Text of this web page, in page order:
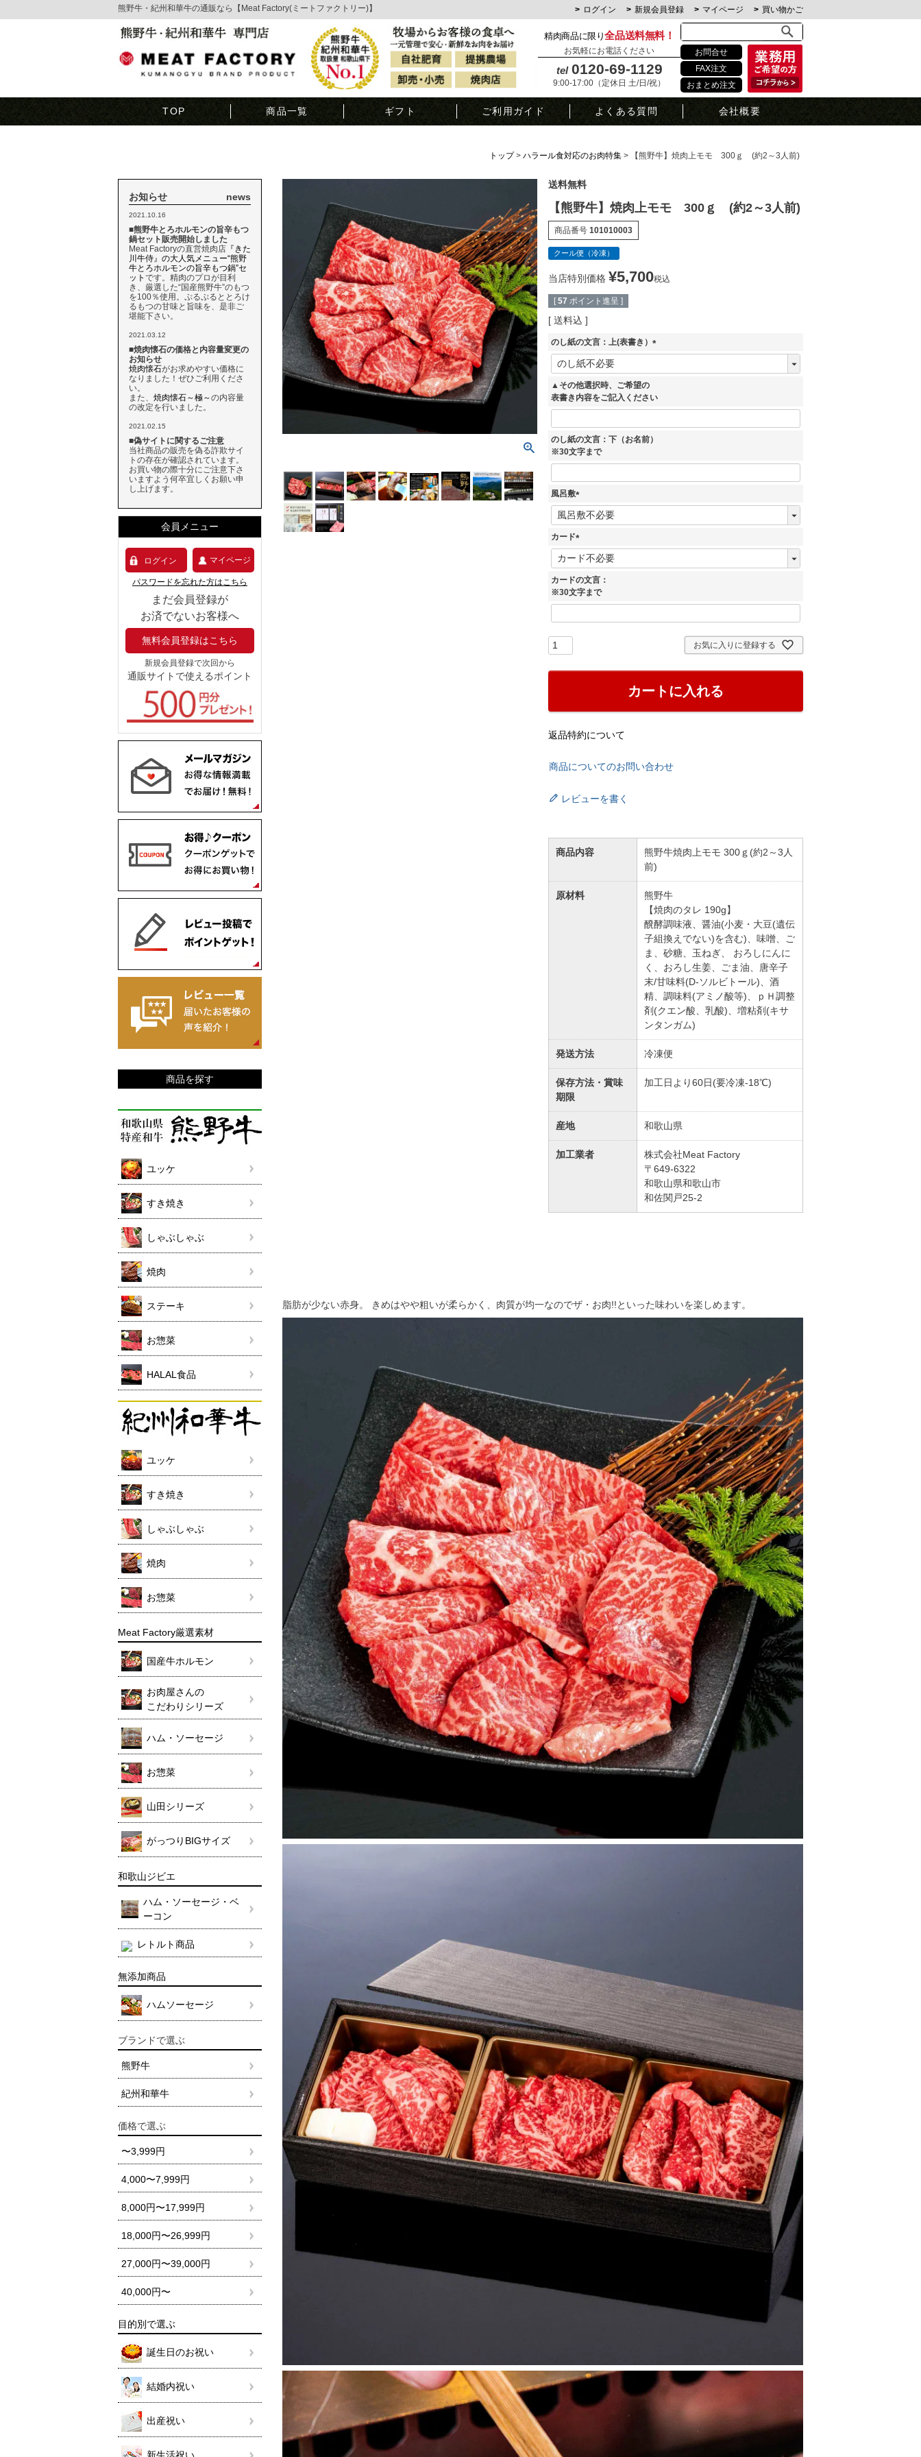
熊野牛・紀州和華牛の通販なら【Meat Factory(ミートファクトリー)】 ログイン 新規会員登録 マイページ 買い物かご
精肉商品に限り全品送料無料！
お気軽にお電話ください
tel 0120-69-1129
9:00-17:00（定休日 土/日/祝）
お問合せ
FAX注文
おまとめ注文
TOP 商品一覧 ギフト ご利用ガイド よくある質問 会社概要
トップ ハラール食対応のお肉特集 【熊野牛】焼肉上モモ 300ｇ (約2～3人前)
お知らせ news
2021.10.16
■熊野牛とろホルモンの旨辛もつ
鍋セット販売開始しました
Meat Factoryの直営焼肉店 『きた
川牛侍』の大人気メニュー“熊野
牛とろホルモンの旨辛もつ鍋”セ
ット です。精肉のプロが目利
き、厳選した“国産熊野牛”のもつ
を100％使用。ぷるぷるととろけ
るもつの甘味と旨味を、是非ご
堪能下さい。
2021.03.12
■焼肉懐石の価格と内容量変更の
お知らせ
焼肉懐石がお求めやすい価格に
なりました！ぜひご利用くださ
い。
また、 焼肉懐石～極～の内容量
の改定を行いました。
2021.02.15
■偽サイトに関するご注意
当社商品の販売を偽る詐欺サイ
トの存在が確認されています。
お買い物の際十分にご注意下さ
いますよう何卒宜しくお願い申
し上げます。
会員メニュー
ログイン マイページ
パスワードを忘れた方はこちら
まだ会員登録が
お済でないお客様へ
無料会員登録はこちら
新規会員登録で次回から
通販サイトで使えるポイント
商品を探す
ユッケ
すき焼き
しゃぶしゃぶ
焼肉
ステーキ
お惣菜
HALAL食品
ユッケ
すき焼き
しゃぶしゃぶ
焼肉
お惣菜
Meat Factory厳選素材
国産牛ホルモン
お肉屋さんの
こだわりシリーズ
ハム・ソーセージ
お惣菜
山田シリーズ
がっつりBIGサイズ
和歌山ジビエ
ハム・ソーセージ・ベ
ーコン
レトルト商品
無添加商品
ハムソーセージ
ブランドで選ぶ
熊野牛
紀州和華牛
価格で選ぶ
〜3,999円
4,000〜7,999円
8,000円〜17,999円
18,000円〜26,999円
27,000円〜39,000円
40,000円〜
目的別で選ぶ
誕生日のお祝い
結婚内祝い
出産祝い
送料無料
【熊野牛】焼肉上モモ 300ｇ (約2～3人前)
商品番号 101010003
クール便（冷凍）
当店特別価格 ¥5,700税込
[ 57 ポイント進呈 ]
送料込
のし紙の文言：上(表書き）
(
▲その他選択時、ご希望の
表書き内容をご記入ください
のし紙の文言：下（お名前）
※30文字まで
風呂敷
(
必
須
カード
(
必
須
)
カードの文言：
※30文字まで
お気に入りに登録する
カートに入れる
返品特約について
商品についてのお問い合わせ
レビューを書く
商品内容
熊野牛焼肉上モモ 300ｇ(約2～3人
前)
原材料
熊野牛
【焼肉のタレ 190g】
醗酵調味液、醤油(小麦・大豆(遺伝
子組換えでない)を含む)、味噌、ご
ま、砂糖、玉ねぎ、 おろしにんに
く、おろし生姜、ごま油、唐辛子
末/甘味料(D-ソルビトール)、酒
精、調味料(アミノ酸等)、ｐＨ調整
剤(クエン酸、乳酸)、増粘剤(キサ
ンタンガム)
発送方法 冷凍便
保存方法・賞味
期限
加工日より60日(要冷凍-18℃)
産地 和歌山県
加工業者
株式会社Meat Factory
〒649-6322
和歌山県和歌山市
和佐関戸25-2
脂肪が少ない赤身。 きめはやや粗いが柔らかく、肉質が均一なのでザ・お肉!!といった味わいを楽しめます。